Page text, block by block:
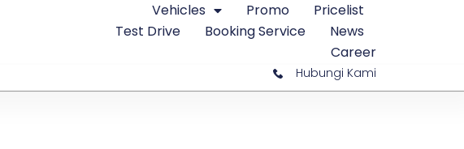
Hubungi Kami
Vehicles Promo
Pricelist
Test Drive
Booking Service
News
Career